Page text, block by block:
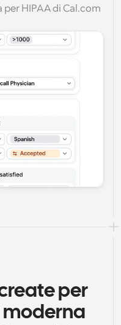
HIPAA di Cal.com
per
moderna